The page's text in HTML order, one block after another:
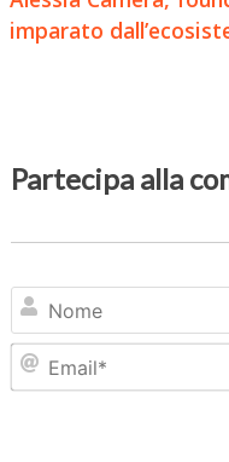
imparato
Partecipa alla